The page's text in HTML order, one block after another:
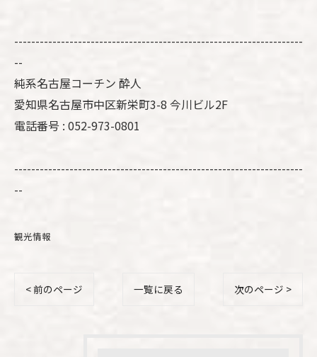
--------------------------------------------------------------------
--
純系名古屋コーチン 酔人
愛知県名古屋市中区新栄町3-8 今川ビル2F
電話番号 : 052-973-0801
--------------------------------------------------------------------
--
観光情報
< 前のページ 一覧に戻る 次のページ >